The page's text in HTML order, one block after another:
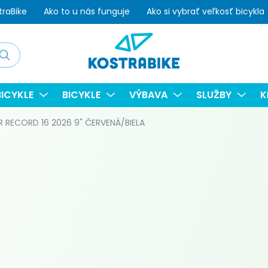
Ako to u nás funguje Ako si vybrať veľkosť bicykla
BICYKLE VÝBAVA SLUŽBY
RECORD 16 2026 9" ČERVENÁ/BIELA